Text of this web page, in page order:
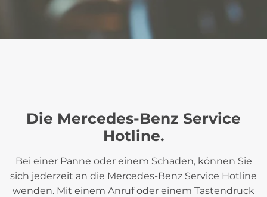
Die Mercedes-Benz Service
Hotline.
Bei einer Panne oder einem Schaden, können Sie
sich jederzeit an die Mercedes-Benz Service Hotline
wenden. Mit einem Anruf oder einem Tastendruck